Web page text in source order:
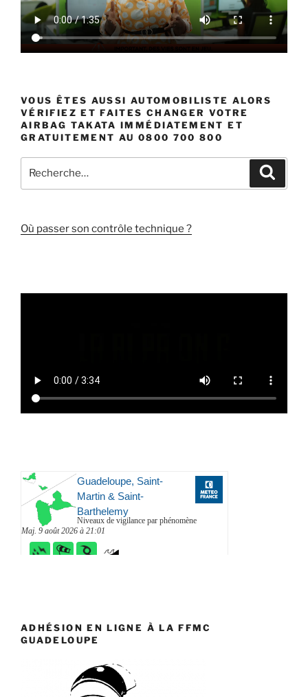
VOUS ÊTES AUSSI AUTOMOBILISTE ALORS
VÉRIFIEZ ET FAITES CHANGER VOTRE
AIRBAG TAKATA IMMÉDIATEMENT ET
GRATUITEMENT AU 0800 700 800
pour
Où passer son contrôle technique ?
ADHÉSION EN LIGNE À LA FFMC
GUADELOUPE